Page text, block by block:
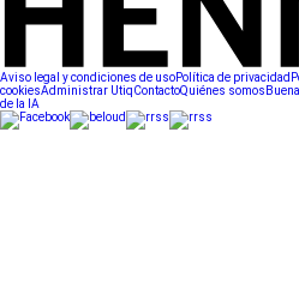
Aviso legal y condiciones de usoPolítica de privacidad
cookiesAdministrar UtiqContactoQuiénes somos
de la IA